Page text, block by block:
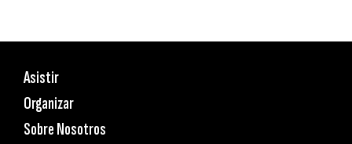
Asistir
Organizar
Sobre Nosotros